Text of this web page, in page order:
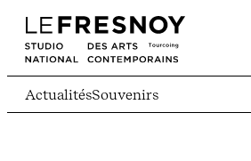
ActualitésSouvenirs